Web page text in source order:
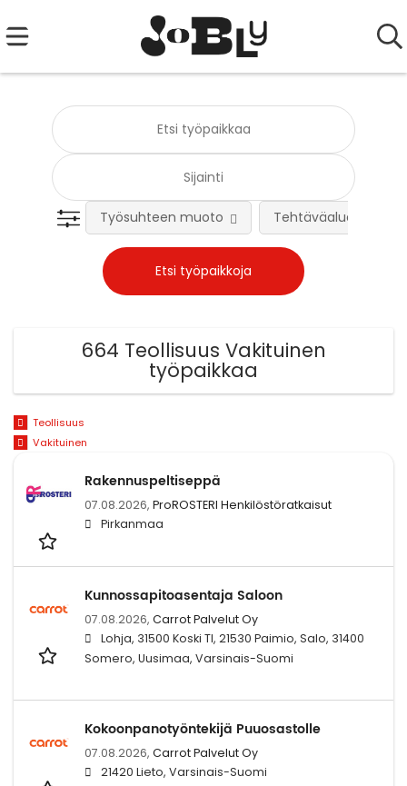
Työsuhteen muoto Tehtäväalue
664 Teollisuus Vakituinen
työpaikkaa
Teollisuus
Vakituinen
Rakennuspeltiseppä
07.08.2026, ProROSTERI Henkilöstöratkaisut
Pirkanmaa
Kunnossapitoasentaja Saloon
07.08.2026, Carrot Palvelut Oy
Lohja, 31500 Koski Tl, 21530 Paimio, Salo, 31400
Somero, Uusimaa, Varsinais-Suomi
Kokoonpanotyöntekijä Puuosastolle
07.08.2026, Carrot Palvelut Oy
21420 Lieto, Varsinais-Suomi